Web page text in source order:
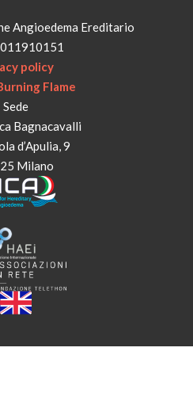
Angioedema Ereditario
policy
Flame
Sede
Bagnacavalli
d’Apulia, 9
Milano